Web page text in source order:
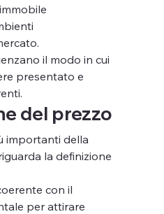
il modo in cui
presentato e
del prezzo
importanti della
la definizione
con il
per attirare